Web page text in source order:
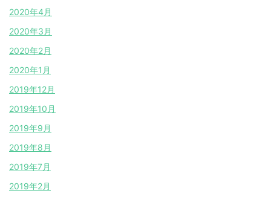
2020年4月
2020年3月
2020年2月
2020年1月
2019年12月
2019年10月
2019年9月
2019年8月
2019年7月
2019年2月